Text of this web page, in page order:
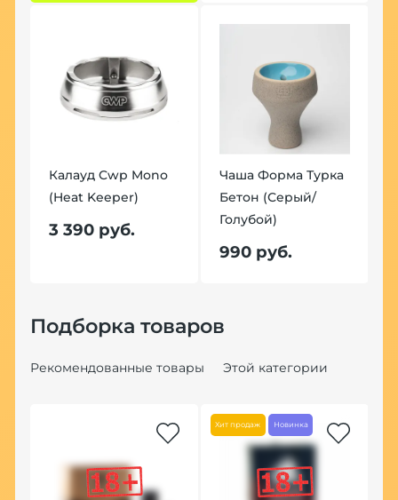
Калауд Cwp Mono
(Heat Keeper)
3 390 руб.
Чаша Форма Турка
Бетон (Серый/
Голубой)
990 руб.
Подборка товаров
Рекомендованные товары Этой категории
Хит продаж Новинка